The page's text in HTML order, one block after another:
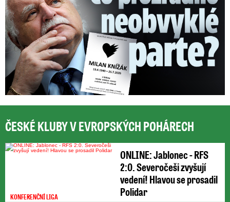
ČESKÉ KLUBY V EVROPSKÝCH POHÁRECH
KONFERENČNÍ LIGA
ONLINE: Jablonec - RFS
2:0. Severočeši zvyšují
vedení! Hlavou se prosadil
Polidar